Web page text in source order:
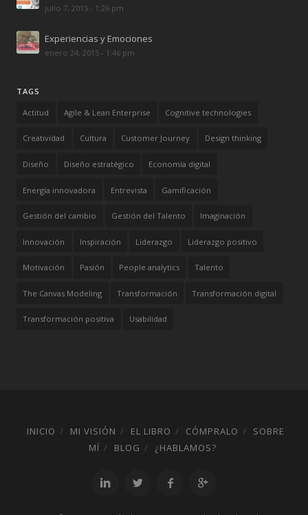
julio 7, 2015 - 1:26 pm
Experiencias y Emociones
enero 24, 2015 - 1:46 pm
TAGS
Actitud Agile & Lean Enterprise Cognitive technologies
Creatividad Cultura Customer Journey Design thinking
Diseño Diseño estratégico Economía digital
Energía innovadora Entrevista Gamificación
Gestión del cambio Gestión del Talento Imaginación
Innovación Inspiración Liderazgo Liderazgo positivo
Motivación Pasión People analytics Talento
The Canvas Modeling Transformación Transformación digital
Transformación positiva Usabilidad
INICIO MI VISIÓN EL LIBRO CÓMPRALO
SOBRE
MÍ
BLOG ¿HABLAMOS?